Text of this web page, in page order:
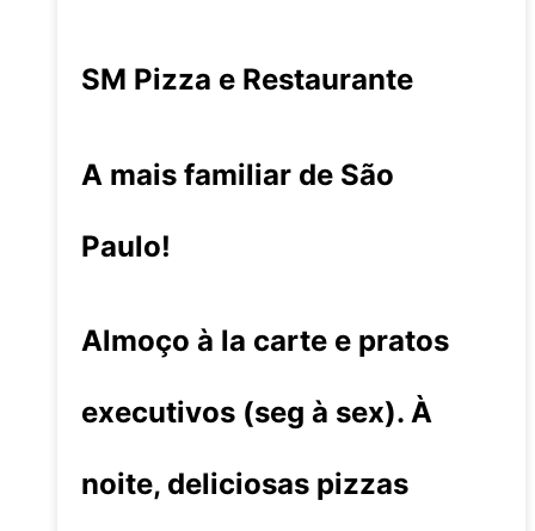
SM Pizza e Restaurante
A mais familiar de São
Paulo!
Almoço à la carte e pratos
executivos (seg à sex). À
noite, deliciosas pizzas